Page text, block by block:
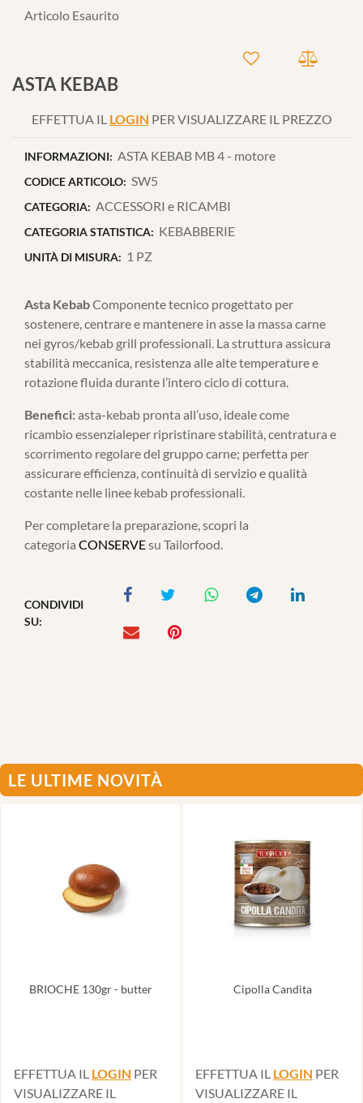
Articolo Esaurito
ASTA KEBAB
EFFETTUA IL LOGIN PER VISUALIZZARE IL PREZZO
INFORMAZIONI: ASTA KEBAB MB 4 - motore
CODICE ARTICOLO: SW5
CATEGORIA: ACCESSORI e RICAMBI
CATEGORIA STATISTICA: KEBABBERIE
UNITÀ DI MISURA: 1 PZ
Asta KebabComponente tecnico progettato per
sostenere, centrare e mantenere in asse la massa carne
nei gyros/kebab grill professionali. La struttura assicura
stabilità meccanica, resistenza alle alte temperature e
rotazione fluida durante l’intero ciclo di cottura.
Benefici:asta-kebab pronta all’uso, ideale come
ricambio essenzialeper ripristinare stabilità, centratura e
scorrimento regolare del gruppo carne; perfetta per
assicurare efficienza, continuità di servizio e qualità
costante nelle linee kebab professionali.
Per completare la preparazione, scopri la
categoria CONSERVEsu Tailorfood.
CONDIVIDI
SU:
LE ULTIME NOVITÀ
BRIOCHE 130gr - butter
EFFETTUA IL LOGIN PER
VISUALIZZARE IL
Cipolla Candita
EFFETTUA IL LOGIN PER
VISUALIZZARE IL